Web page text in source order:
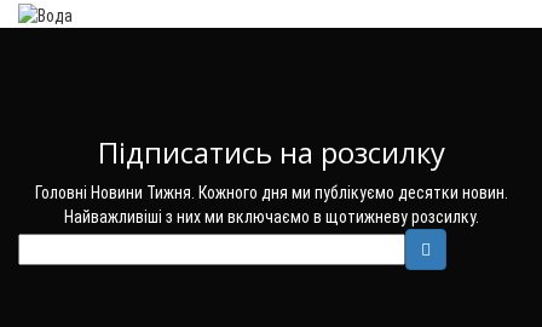
Підписатись на розсилку
Головні Новини Тижня. Кожного дня ми публікуємо десятки новин.
Найважливіші з них ми включаємо в щотижневу розсилку.